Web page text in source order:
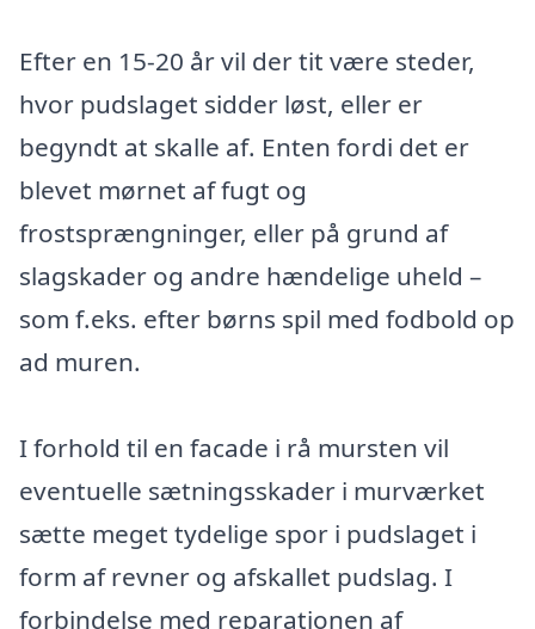
Efter en 15-20 år vil der tit være steder,
hvor pudslaget sidder løst, eller er
begyndt at skalle af. Enten fordi det er
blevet mørnet af fugt og
frostsprængninger, eller på grund af
slagskader og andre hændelige uheld –
som f.eks. efter børns spil med fodbold op
ad muren.
I forhold til en facade i rå mursten vil
eventuelle sætningsskader i murværket
sætte meget tydelige spor i pudslaget i
form af revner og afskallet pudslag. I
forbindelse med reparationen af